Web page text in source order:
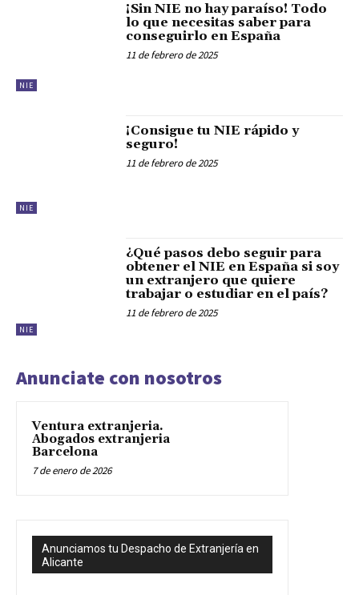
NIE
¡Sin NIE no hay paraíso! Todo
lo que necesitas saber para
conseguirlo en España
11 de febrero de 2025
NIE
¡Consigue tu NIE rápido y
seguro!
11 de febrero de 2025
NIE
¿Qué pasos debo seguir para
obtener el NIE en España si soy
un extranjero que quiere
trabajar o estudiar en el país?
11 de febrero de 2025
Anunciate con nosotros
Ventura extranjeria.
Abogados extranjeria
Barcelona
7 de enero de 2026
Anunciamos tu Despacho de Extranjería en
Alicante